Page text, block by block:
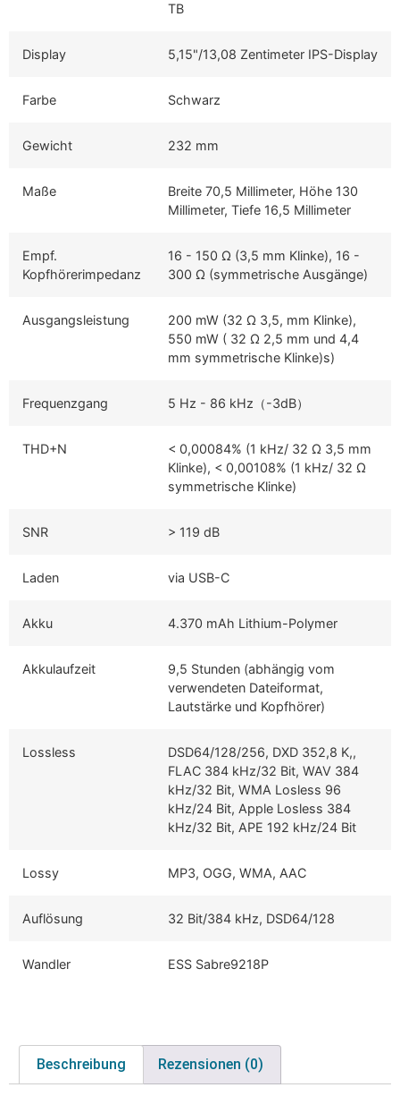
TB
Display 5,15"/13,08 Zentimeter IPS-Display
Farbe Schwarz
Gewicht 232 mm
Maße
Breite 70,5 Millimeter, Höhe 130
Millimeter, Tiefe 16,5 Millimeter
Empf.
Kopfhörerimpedanz
16 - 150 Ω (3,5 mm Klinke), 16 -
300 Ω (symmetrische Ausgänge)
Ausgangsleistung
200 mW (32 Ω 3,5, mm Klinke),
550 mW ( 32 Ω 2,5 mm und 4,4
mm symmetrische Klinke)s)
Frequenzgang 5 Hz - 86 kHz（-3dB）
THD+N
< 0,00084% (1 kHz/ 32 Ω 3,5 mm
Klinke), < 0,00108% (1 kHz/ 32 Ω
symmetrische Klinke)
SNR > 119 dB
Laden via USB-C
Akku 4.370 mAh Lithium-Polymer
Akkulaufzeit
9,5 Stunden (abhängig vom
verwendeten Dateiformat,
Lautstärke und Kopfhörer)
Lossless
DSD64/128/256, DXD 352,8 K,,
FLAC 384 kHz/32 Bit, WAV 384
kHz/32 Bit, WMA Losless 96
kHz/24 Bit, Apple Losless 384
kHz/32 Bit, APE 192 kHz/24 Bit
Lossy MP3, OGG, WMA, AAC
Auflösung 32 Bit/384 kHz, DSD64/128
Wandler ESS Sabre9218P
Beschreibung Rezensionen (0)